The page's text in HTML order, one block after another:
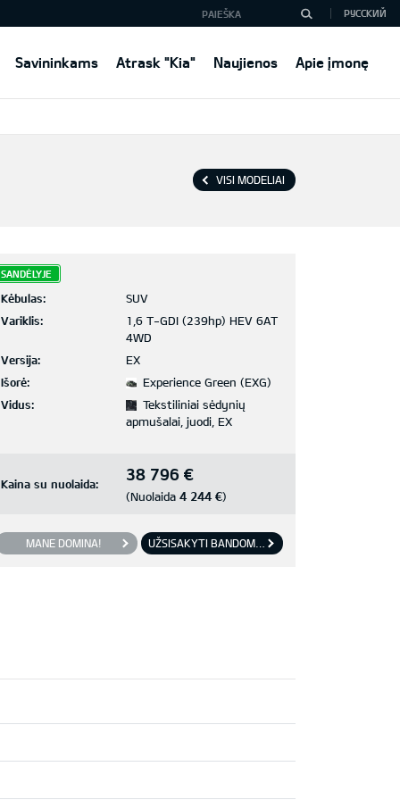
Savininkams Atrask "Kia" Naujienos Apie įmonę
РУССКИЙ
VISI MODELIAI
SANDĖLYJE
Kėbulas:
SUV
Variklis:
1,6 T-GDI (239hp) HEV 6AT
4WD
Versija:
EX
Išorė:
Experience Green (EXG)
Vidus:
Tekstiliniai sėdynių
apmušalai, juodi, EX
Kaina su nuolaida: 38 796 €
(Nuolaida 4 244 €)
MANE DOMINA! UŽSISAKYTI BANDOMĄJĮ VAŽIAVIMĄ